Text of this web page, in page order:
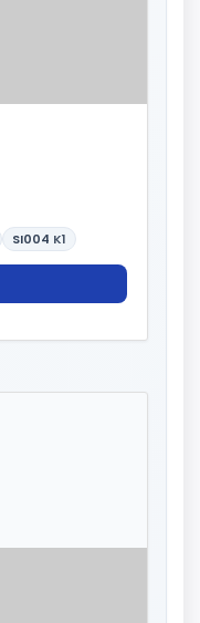
SI004 K1